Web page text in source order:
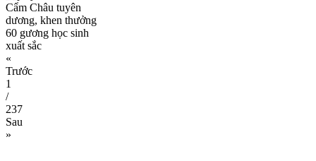
Cẩm Châu tuyên
dương, khen thưởng
60 gương học sinh
xuất sắc
«
Trước
1
/
237
Sau
»